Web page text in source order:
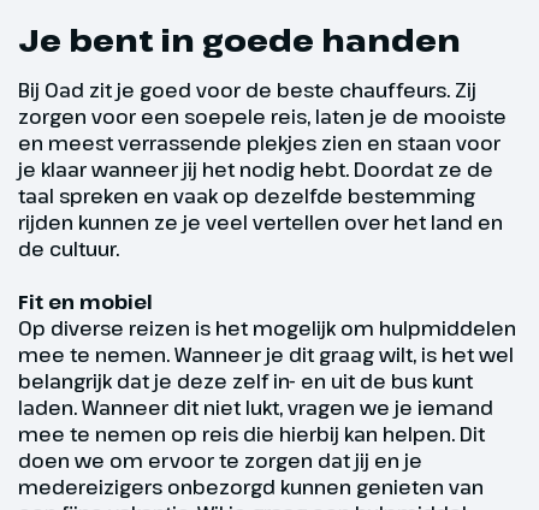
mooie route terug naar ons
Hoogtepunt
Dagtocht Bath
Je bent in goede handen
Bij Oad zit je goed voor de beste chauffeurs. Zij
zorgen voor een soepele reis, laten je de mooiste
en meest verrassende plekjes zien en staan voor
je klaar wanneer jij het nodig hebt. Doordat ze de
taal spreken en vaak op dezelfde bestemming
rijden kunnen ze je veel vertellen over het land en
de cultuur.
Fit en mobiel
Op diverse reizen is het mogelijk om hulpmiddelen
mee te nemen. Wanneer je dit graag wilt, is het wel
belangrijk dat je deze zelf in- en uit de bus kunt
laden. Wanneer dit niet lukt, vragen we je iemand
mee te nemen op reis die hierbij kan helpen. Dit
doen we om ervoor te zorgen dat jij en je
medereizigers onbezorgd kunnen genieten van
Fit en mobiel
Beschik je over een goede basisconditie? Dan ben
je fit genoeg om mee te gaan op onze
excursiereizen.
Op diverse excursiereizen kunnen we een beperkt
aantal hulpmiddelen meenemen. Wanneer je dit
uit de bus kunt laden. Wanneer dit niet lukt, vragen
we je iemand mee te nemen op reis die hierbij kan
helpen. Dit doen we om ervoor te zorgen dat jij en
je medereizigers onbezorgd kunnen genieten van
een fijne vakantie.
Twijfel je of je fit genoeg bent of wil je graag een
hulpmiddel meenemen op reis? Bel ons dan even